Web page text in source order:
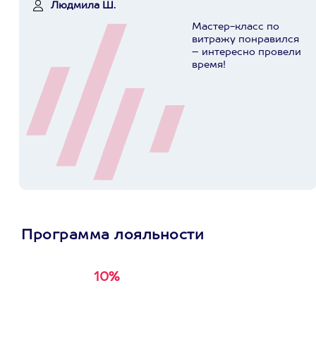
Людмила Ш.
Мастер-класс по
витражу понравился
– интересно провели
время!
Программа лояльности
10%